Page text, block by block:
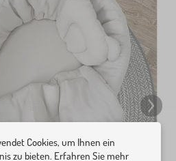
Cookies, um Ihnen ein
zu bieten. Erfahren Sie mehr